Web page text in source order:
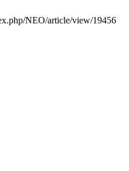
NEO/article/view/19456